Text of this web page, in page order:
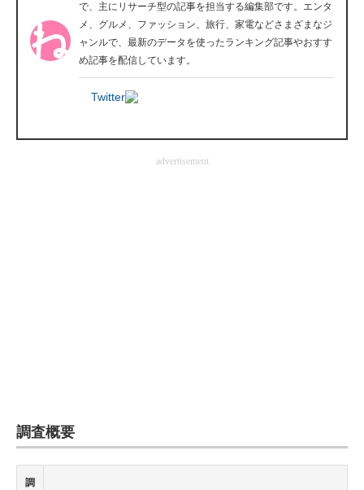
企業向けIT製品の総合サイト
モノづくり技術者専門サイト
で、主にリサーチ型の記事を担当する編集部です。エンタ
メ、グルメ、ファッション、旅行、家電などさまざまなジ
ャンルで、最新のデータを使ったランキング記事やおすす
め記事を配信しています。
Twitter
advertisement
調査概要
調